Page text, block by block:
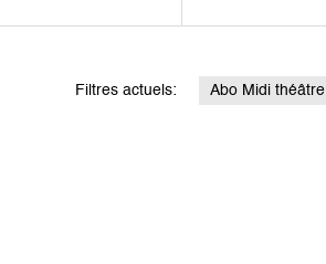
Filtres actuels: Abo Midi théâtre